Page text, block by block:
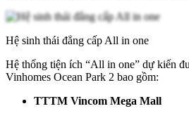
Hệ sinh thái đẳng cấp All in one
Hệ thống tiện ích “All in one” dự kiến
Vinhomes Ocean Park 2 bao gồm:
TTTM Vincom Mega Mall